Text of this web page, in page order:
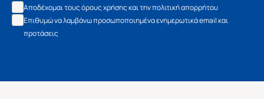
Αποδέχομαι τους όρους χρήσης και την πολιτική απορρήτου
Επιθυμώ να λαμβάνω προσωποποιημένα ενημερωτικά email και
προτάσεις